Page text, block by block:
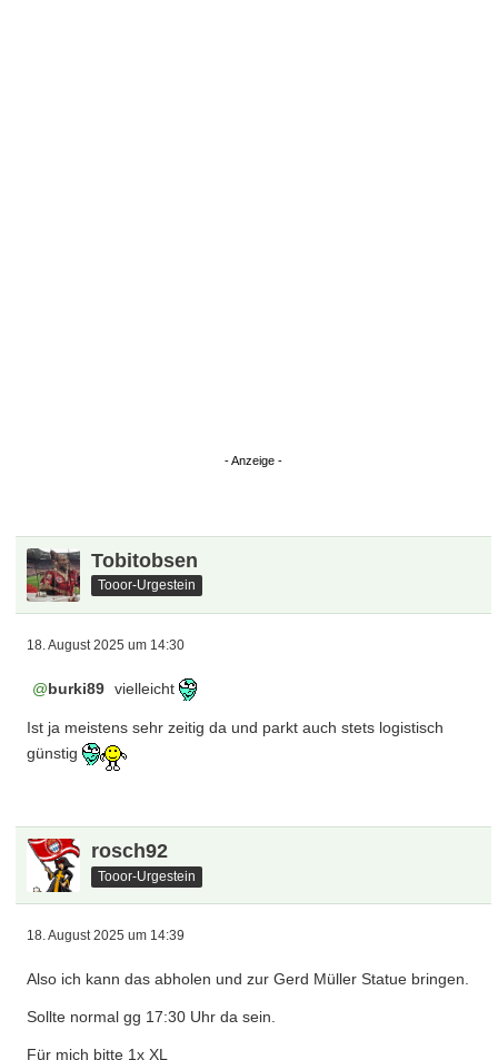
Tobitobsen
Tooor-Urgestein
18. August 2025 um 14:30
burki89 vielleicht
Ist ja meistens sehr zeitig da und parkt auch stets logistisch
günstig
rosch92
Tooor-Urgestein
18. August 2025 um 14:39
Also ich kann das abholen und zur Gerd Müller Statue bringen.
Sollte normal gg 17:30 Uhr da sein.
Für mich bitte 1x XL